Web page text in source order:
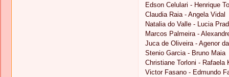
Edson Celulari - Henrique
Claudia Raia - Angela Vidal
Natalia do Valle - Lucia
Marcos Palmeira -
Juca de Oliveira - Agenor
Stenio Garcia - Bruno Maia
Christiane Torloni -
Victor Fasano - Edmundo